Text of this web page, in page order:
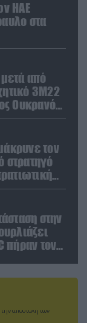
ΗΑΕ
στα
από
3M22
Ουκρανός
(βίντεο)
τον
στρατηγό
στην
πήραν τον